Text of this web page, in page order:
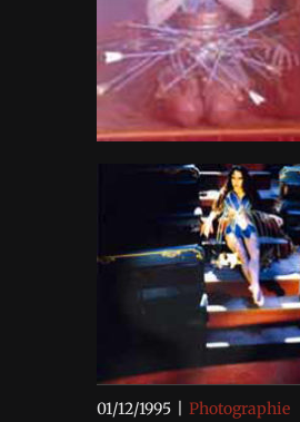
01/12/1995 Photographie